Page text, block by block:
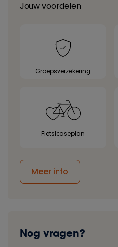
Jouw voordelen
Groepsverzekering
Fietsleaseplan
Meer info
Nog vragen?